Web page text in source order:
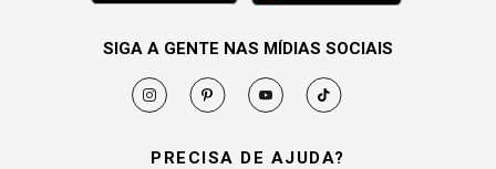
PRECISA DE AJUDA?
SIGA A GENTE NAS MÍDIAS SOCIAIS